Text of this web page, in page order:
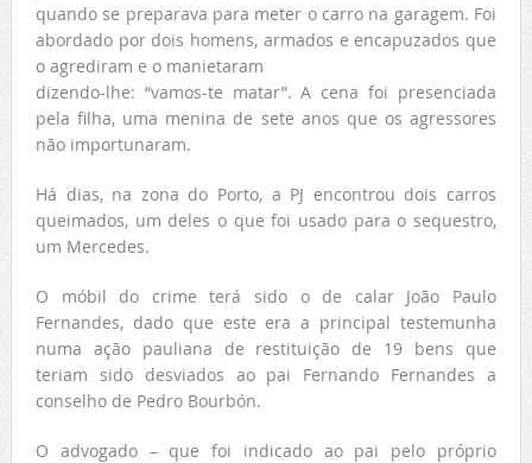
quando se preparava para meter o carro na garagem. Foi
abordado por dois homens, armados e encapuzados que
o agrediram e o manietaram
dizendo-lhe: “vamos-te matar”. A cena foi presenciada
pela filha, uma menina de sete anos que os agressores
não importunaram.
Há dias, na zona do Porto, a PJ encontrou dois carros
queimados, um deles o que foi usado para o sequestro,
um Mercedes.
O móbil do crime terá sido o de calar João Paulo
Fernandes, dado que este era a principal testemunha
numa ação pauliana de restituição de 19 bens que
teriam sido desviados ao pai Fernando Fernandes a
conselho de Pedro Bourbón.
O advogado – que foi indicado ao pai pelo próprio